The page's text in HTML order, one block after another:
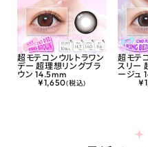
超モテコンウルトラワン
デー 超理想リングブラ
ウン 14.5mm
¥1,650(税込)
超モテ
スリー
ージュ
¥